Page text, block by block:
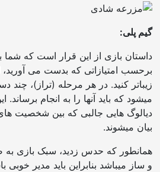
گیم پلی:
داستان بازی از این قرار است که شما
برحسب امتیازاتی که بدست می آورید،
زیباتر کنید. در هر مرحله (تراز)، چند
میشود که باید آنها را به انجام
دیالوگ هایی جالبی که بین شخصیت
بیان میشوند.
همانطور که حدس زدید، سبک بازی
و ساز میباشد بنابراین باید مدیر خوبی